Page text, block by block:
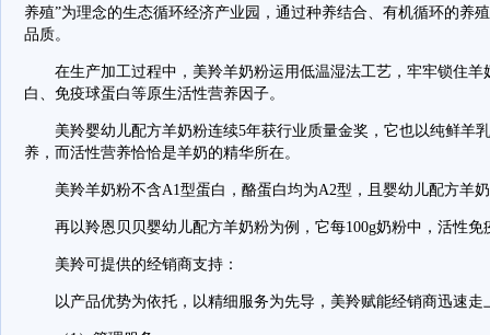
养殖”为理念的生态循环经济产业园，通过种养结合、有机循环的养
品质。
在生产加工过程中，美羚羊奶粉运用低温湿法工艺，牢牢锁住羊
白、免疫球蛋白等原生活性营养因子。
美羚婴幼儿配方羊奶粉连续5年获行业质量金奖，它也以纯鲜羊
养，而活性营养恰恰是羊奶的精华所在。
美羚羊奶粉不含A1型蛋白，酪蛋白均为A2型，且婴幼儿配方羊奶
再以羚恩贝贝婴幼儿配方羊奶粉为例，它每100g奶粉中，活性免
美羚可提供的经销商支持：
以产品优势为依托，以精细服务为先导，美羚赋能经销商迅速走